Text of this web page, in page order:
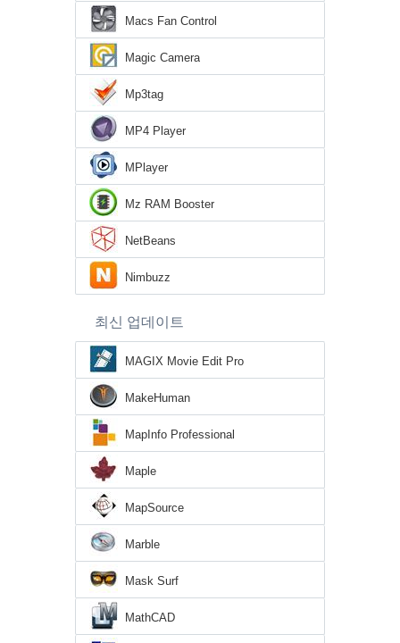
Macs Fan Control
Magic Camera
Mp3tag
MP4 Player
MPlayer
Mz RAM Booster
NetBeans
Nimbuzz
최신 업데이트
MAGIX Movie Edit Pro
MakeHuman
MapInfo Professional
Maple
MapSource
Marble
Mask Surf
MathCAD